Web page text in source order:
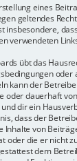
eines
geltendes
insbesondere,
verwendeten
übt das
oder
kann der
oder dauerhaft
dir ein
dass der
Inhalte von
oder die er nicht
dem